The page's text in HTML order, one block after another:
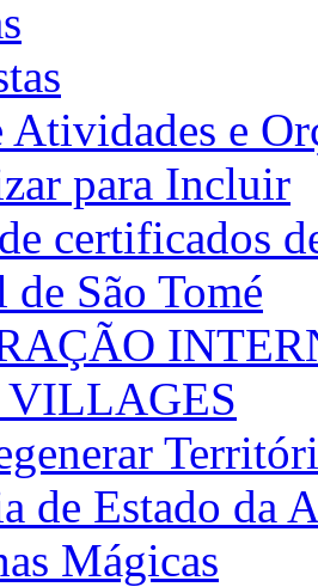
Atividades e
para Incluir
certificados
de São Tomé
VILLAGES
de Estado da
Mágicas